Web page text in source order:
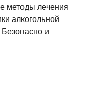
методы лечения
алкогольной
и